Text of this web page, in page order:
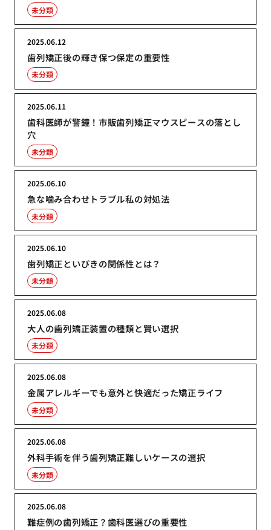
未分類
歯列矯正後の輝き保つ保定の重要性
2025.06.12
未分類
歯科医師が警鐘！市販歯列矯正マウスピースの落とし
穴
2025.06.11
未分類
急な噛み合わせトラブル私の対処法
2025.06.10
未分類
歯列矯正といびきの関係性とは？
2025.06.10
未分類
大人の歯列矯正装置の種類と賢い選択
2025.06.08
未分類
金属アレルギーでも意外と快適だった矯正ライフ
2025.06.08
未分類
外科手術を伴う歯列矯正難しいケースの選択
2025.06.08
未分類
難症例の歯列矯正？歯科医選びの重要性
2025.06.08